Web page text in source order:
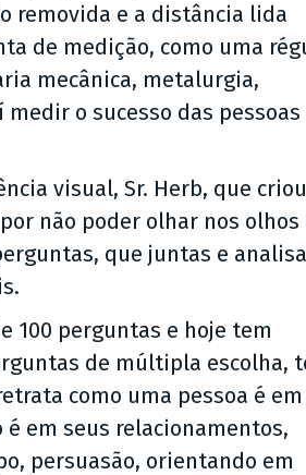
removida e a distância lida
de medição, como uma
mecânica, metalurgia,
o sucesso das pessoas
visual, Sr. Herb, que criou
não poder olhar nos olhos
que juntas e
100 perguntas e hoje tem
de múltipla escolha,
como uma pessoa é em
é em seus relacionamentos,
persuasão, orientando em